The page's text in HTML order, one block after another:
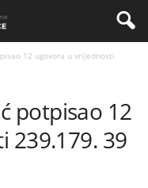
12 ugovora u vrijednosti
potpisao 12
239.179. 39